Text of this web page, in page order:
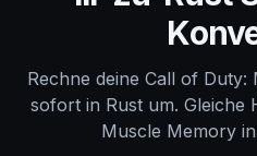
Rechne deine Call of
sofort in Rust um. Gleiche
Muscle Memory